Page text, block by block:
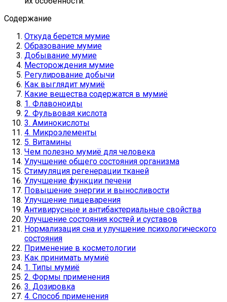
Содержание
Откуда берется мумие
Образование мумие
Добывание мумие
Месторождения мумие
Регулирование добычи
Как выглядит мумиё
Какие вещества содержатся в мумиё
1. Флавоноиды
2. Фульвовая кислота
3. Аминокислоты
4. Микроэлементы
5. Витамины
Чем полезно мумиё для человека
Улучшение общего состояния организма
Стимуляция регенерации тканей
Улучшение функции печени
Повышение энергии и выносливости
Улучшение пищеварения
Антивирусные и антибактериальные свойства
Улучшение состояния костей и суставов
Нормализация сна и улучшение психологического
состояния
Применение в косметологии
Как принимать мумиё
1. Типы мумиё
2. Формы применения
3. Дозировка
4. Способ применения